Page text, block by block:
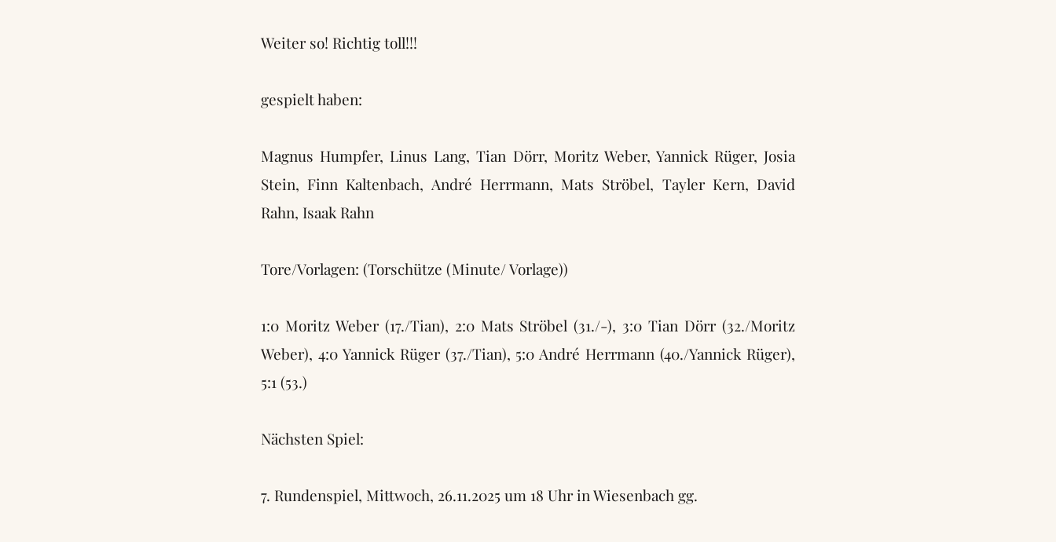
Weiter so! Richtig toll!!!
gespielt haben:
Magnus Humpfer, Linus Lang, Tian Dörr, Moritz Weber, Yannick Rüger, Josia
Stein, Finn Kaltenbach, André Herrmann, Mats Ströbel, Tayler Kern, David
Rahn, Isaak Rahn
Tore/Vorlagen: (Torschütze (Minute/ Vorlage))
1:0 Moritz Weber (17./Tian), 2:0 Mats Ströbel (31./-), 3:0 Tian Dörr (32./Moritz
Weber), 4:0 Yannick Rüger (37./Tian), 5:0 André Herrmann (40./Yannick Rüger),
5:1 (53.)
Nächsten Spiel:
7. Rundenspiel, Mittwoch, 26.11.2025 um 18 Uhr in Wiesenbach gg.